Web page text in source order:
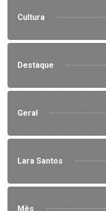
Cultura
Destaque
Geral
Lara Santos
Mês